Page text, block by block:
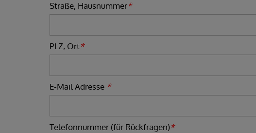
Straße, Hausnummer*
PLZ, Ort*
E-Mail Adresse *
Telefonnummer (für Rückfragen)*